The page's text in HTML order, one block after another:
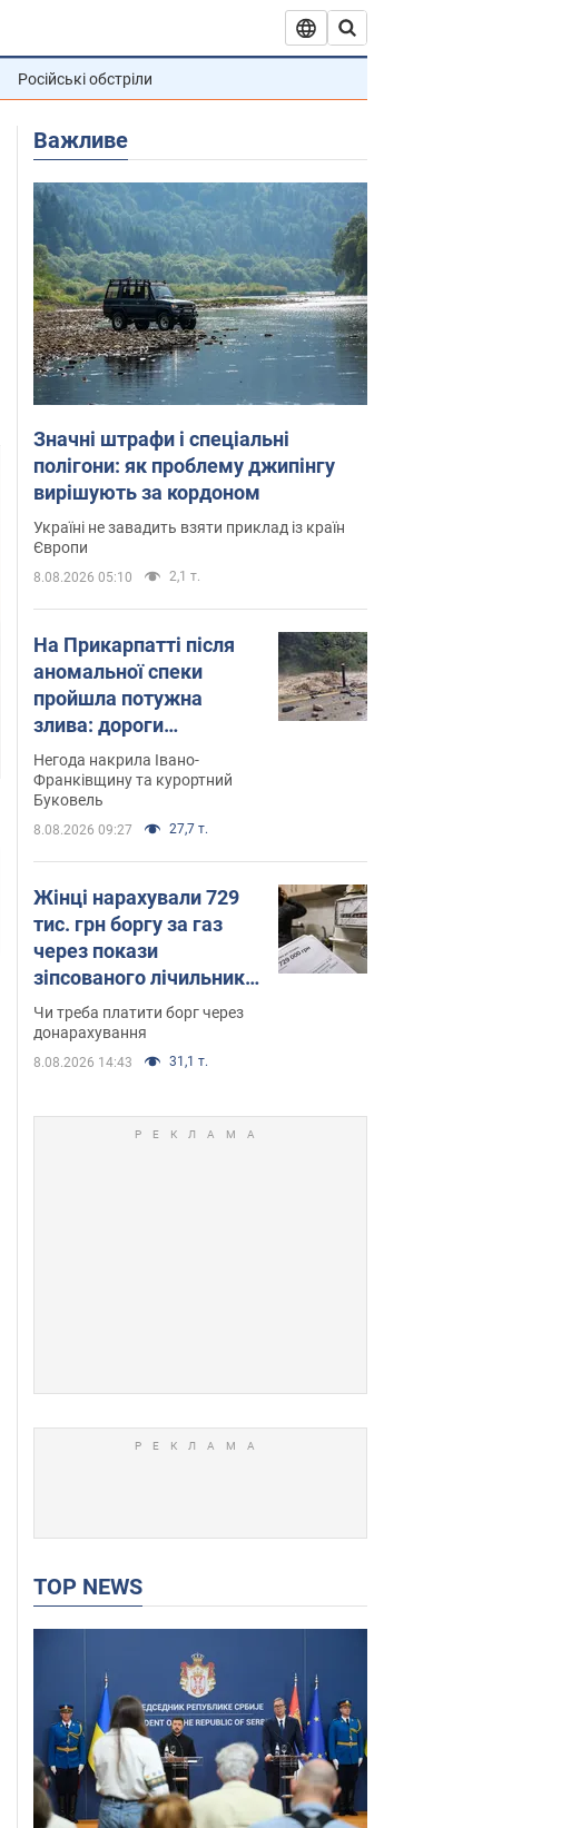
Російські обстріли
Важливе
Значні штрафи і спеціальні
полігони: як проблему джипінгу
вирішують за кордоном
Україні не завадить взяти приклад із країн
Європи
8.08.2026 05:10 2,1 т.
На Прикарпатті після
аномальної спеки
пройшла потужна
злива: дороги
перетворились на
річки. Відео
Негода накрила Івано-
Франківщину та курортний
Буковель
8.08.2026 09:27 27,7 т.
Жінці нарахували 729
тис. грн боргу за газ
через покази
зіпсованого лічильника:
суддя ухвалив
неочікуване рішення
Чи треба платити борг через
донарахування
8.08.2026 14:43 31,1 т.
TOP NEWS